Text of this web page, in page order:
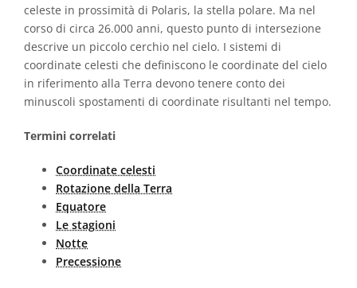
celeste in prossimità di Polaris, la stella polare. Ma nel
corso di circa 26.000 anni, questo punto di intersezione
descrive un piccolo cerchio nel cielo. I sistemi di
coordinate celesti che definiscono le coordinate del cielo
in riferimento alla Terra devono tenere conto dei
minuscoli spostamenti di coordinate risultanti nel tempo.
Termini correlati
Coordinate celesti
Rotazione della Terra
Equatore
Le stagioni
Notte
Precessione